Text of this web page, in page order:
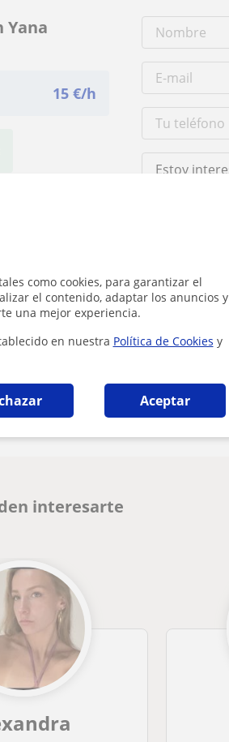
como cookies, para garantizar el
el contenido, adaptar los anuncios y
una mejor experiencia.
en nuestra Política de Cookies y
Aceptar
Yana
15 €/h
este perfil? Cuéntanos
interesarte